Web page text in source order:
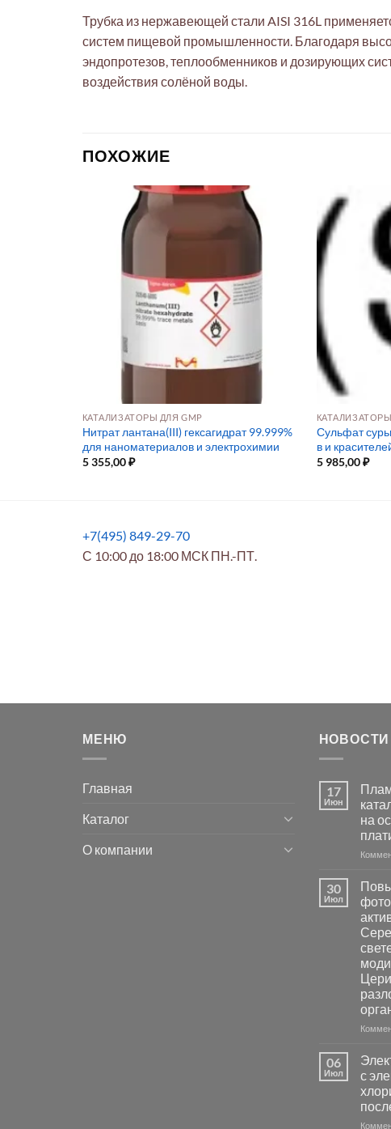
Трубка из нержавеющей стали AISI 316L
систем пищевой промышленности. Благодаря
эндопротезов, теплообменников и дозирующих
воздействия солёной воды.
ПОХОЖИЕ
КАТАЛИЗАТОРЫ ДЛЯ GMP
Нитрат лантана(III) гексагидрат 99.999%
для наноматериалов и электрохимии
5 355,00₽
КАТАЛИЗАТОРЫ
Сульфат
в и
5 985,00₽
+7(495) 849-29-70
С 10:00 до 18:00 МСК ПН.-ПТ.
МЕНЮ
Главная
Каталог
О компании
НОВОСТИ
17
Июн
на
30
Июл
06
Июл
с